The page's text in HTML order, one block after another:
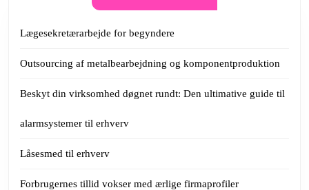
Lægesekretærarbejde for begyndere
Outsourcing af metalbearbejdning og komponentproduktion
Beskyt din virksomhed døgnet rundt: Den ultimative guide til
alarmsystemer til erhverv
Låsesmed til erhverv
Forbrugernes tillid vokser med ærlige firmaprofiler